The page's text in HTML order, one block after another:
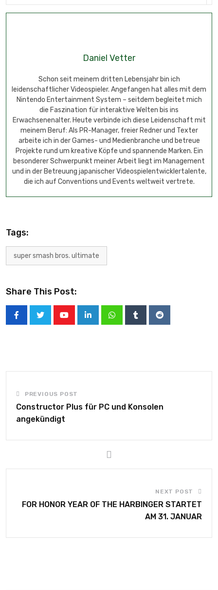
Daniel Vetter
Schon seit meinem dritten Lebensjahr bin ich
leidenschaftlicher Videospieler. Angefangen hat alles mit dem
Nintendo Entertainment System – seitdem begleitet mich
die Faszination für interaktive Welten bis ins
Erwachsenenalter. Heute verbinde ich diese Leidenschaft mit
meinem Beruf: Als PR-Manager, freier Redner und Texter
arbeite ich in der Games- und Medienbranche und betreue
Projekte rund um kreative Köpfe und spannende Marken. Ein
besonderer Schwerpunkt meiner Arbeit liegt im Management
und in der Betreuung japanischer Videospielentwicklertalente,
die ich auf Conventions und Events weltweit vertrete.
Tags:
super smash bros. ultimate
Share This Post:
PREVIOUS POST
Constructor Plus für PC und Konsolen
angekündigt
NEXT POST
FOR HONOR YEAR OF THE HARBINGER STARTET
AM 31. JANUAR